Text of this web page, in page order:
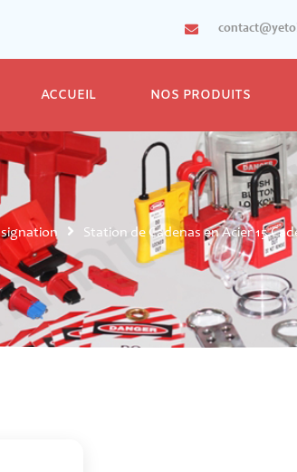
ACCUEIL NOS PRODUITS
Station de Cadenas en Acier 15